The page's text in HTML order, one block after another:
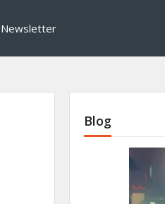
Newsletter
Blog